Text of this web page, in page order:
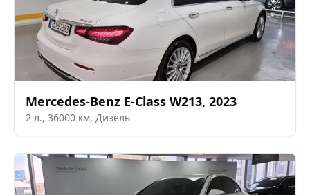
Mercedes-Benz E-Class W213, 2023
2 л., 36000 км, Дизель